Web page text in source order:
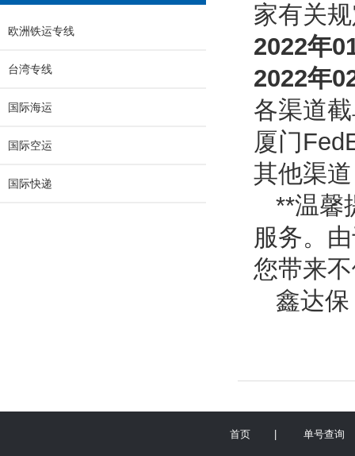
欧洲铁运专线
台湾专线
国际海运
国际空运
国际快递
家有关
2022年
2022年0
各渠道
厦门
其他渠
**温馨
服务。
您带来
鑫达
首页 单号查询